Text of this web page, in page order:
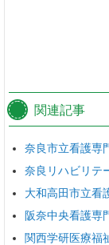
関連記事
奈良市立看護専
奈良リハビリテ
大和高田市立看
阪奈中央看護専
関西学研医療福